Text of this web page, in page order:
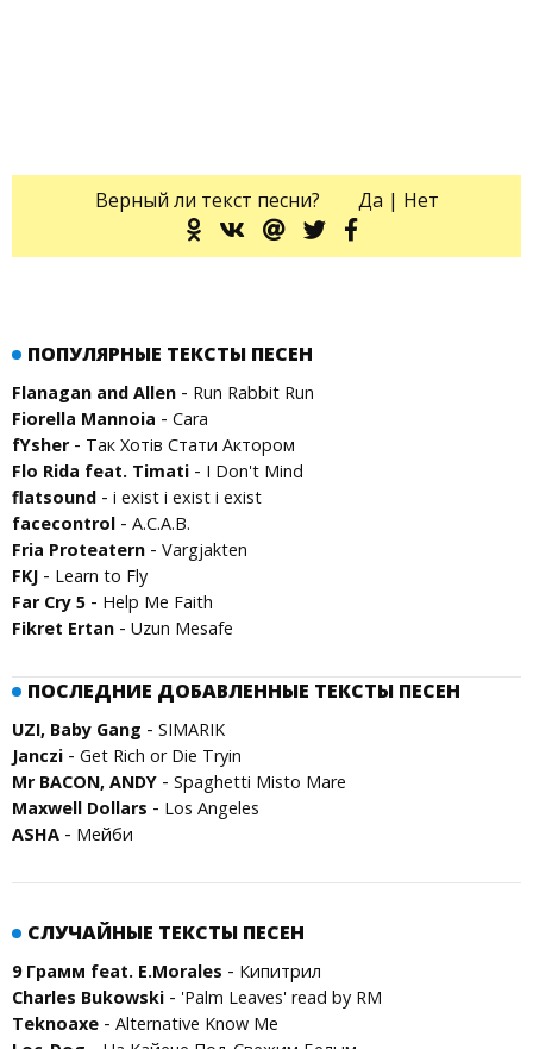
Верный ли текст песни? Да | Нет
ПОПУЛЯРНЫЕ ТЕКСТЫ ПЕСЕН
Flanagan and Allen - Run Rabbit Run
Fiorella Mannoia - Cara
fYsher- Так Хотів Стати Актором
Flo Rida feat. Timati - I Don't Mind
flatsound - i exist i exist i exist
facecontrol - A.C.A.B.
Fria Proteatern - Vargjakten
FKJ - Learn to Fly
Far Cry 5 - Help Me Faith
Fikret Ertan - Uzun Mesafe
ПОСЛЕДНИЕ ДОБАВЛЕННЫЕ ТЕКСТЫ ПЕСЕН
UZI, Baby Gang - SIMARIK
Janczi - Get Rich or Die Tryin
Mr BACON, ANDY - Spaghetti Misto Mare
Maxwell Dollars - Los Angeles
ASHA - Мейби
СЛУЧАЙНЫЕ ТЕКСТЫ ПЕСЕН
9 Грамм feat. E.Morales - Кипитрил
Charles Bukowski - 'Palm Leaves' read by RM
Teknoaxe - Alternative Know Me